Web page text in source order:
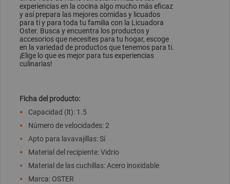
experiencias en la cocina algo mucho más eficaz
y así prepara las mejores comidas y licuados
para ti y para toda tu familia con la Licuadora
Oster. Busca y encuentra los productos y
accesorios que necesites para tu hogar, escoge
en la variedad de productos que tenemos para ti.
¡Elige lo que es mejor para tus experiencias
culinarias!
Ficha del producto:
Capacidad (lt): 1.5
Número de velocidades: 2
Apto para lavavajillas: Sí
Material del recipiente: Vidrio
Material de las cuchillas: Acero inoxidable
Marca: OSTER